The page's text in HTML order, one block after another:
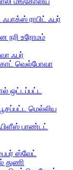
ஃபாக்ஸ் ராபிட் ஃபர்
நரி உரோமம்
ஃபர்
வெல்போவா
ஒட்டப்பட்ட
மெல்லிய
பாண்டட்
ஸ்வேட்
துணி